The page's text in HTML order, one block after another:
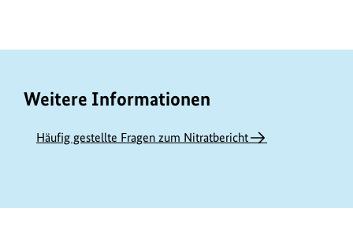
Weitere Informationen
Häufig gestellte Fragen zum Nitratbericht